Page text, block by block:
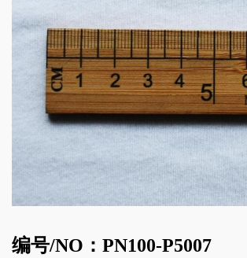
编号/NO：PN100-P5007